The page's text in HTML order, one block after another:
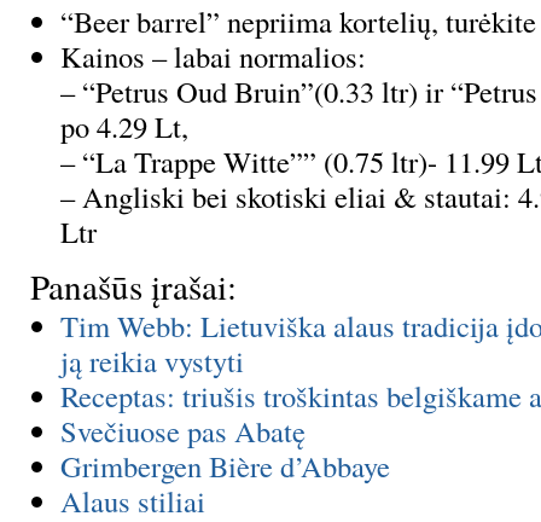
“Beer barrel” nepriima kortelių,
Kainos – labai normalios:
– “Petrus Oud Bruin”(0.33 ltr) ir
po 4.29 Lt,
– “La Trappe Witte”” (0.75 ltr)- 11.99
– Angliski bei skotiski eliai & stautai:
Ltr
Panašūs įrašai:
Tim Webb: Lietuviška alaus tradicija
ją reikia vystyti
Receptas: triušis troškintas belgiškame
Svečiuose pas Abatę
Grimbergen Bière d’Abbaye
Alaus stiliai